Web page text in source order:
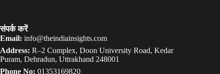
संपर्क करें
Email: info@theindiainsights.com
Address: R–2 Complex, Doon University Road, Kedar
Puram, Dehradun, Uttrakhand 248001
Phone No: 01353169820